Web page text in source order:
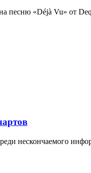
песню «Déjà Vu» от
нескончаемого